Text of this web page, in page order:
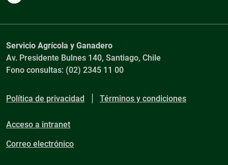
Servicio Agrícola y Ganadero
Av. Presidente Bulnes 140, Santiago, Chile
Fono consultas: (02) 2345 11 00
Política de privacidad Términos y condiciones
Acceso a intranet
Correo electrónico